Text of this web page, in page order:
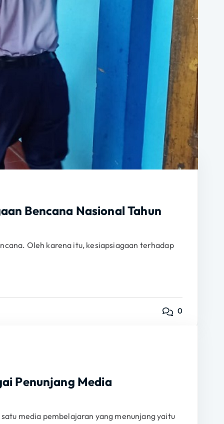
Bencana Nasional Tahun
Oleh karena itu, kesiapsiagaan terhadap
0
Penunjang Media
media pembelajaran yang menunjang yaitu